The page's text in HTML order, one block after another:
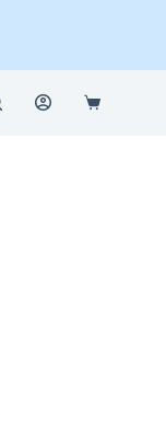
Panier